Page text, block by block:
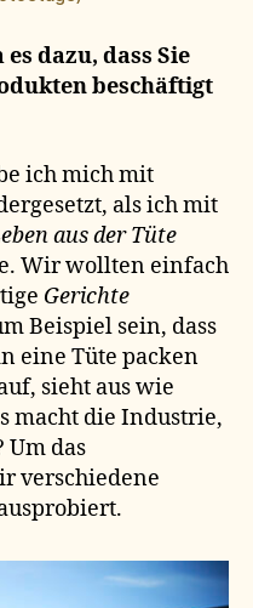
dazu, dass Sie
beschäftigt
ich mich mit
als ich mit
aus der Tüte
Wir wollten einfach
Gerichte
Beispiel sein, dass
eine Tüte packen
sieht aus wie
macht die Industrie,
das
verschiedene